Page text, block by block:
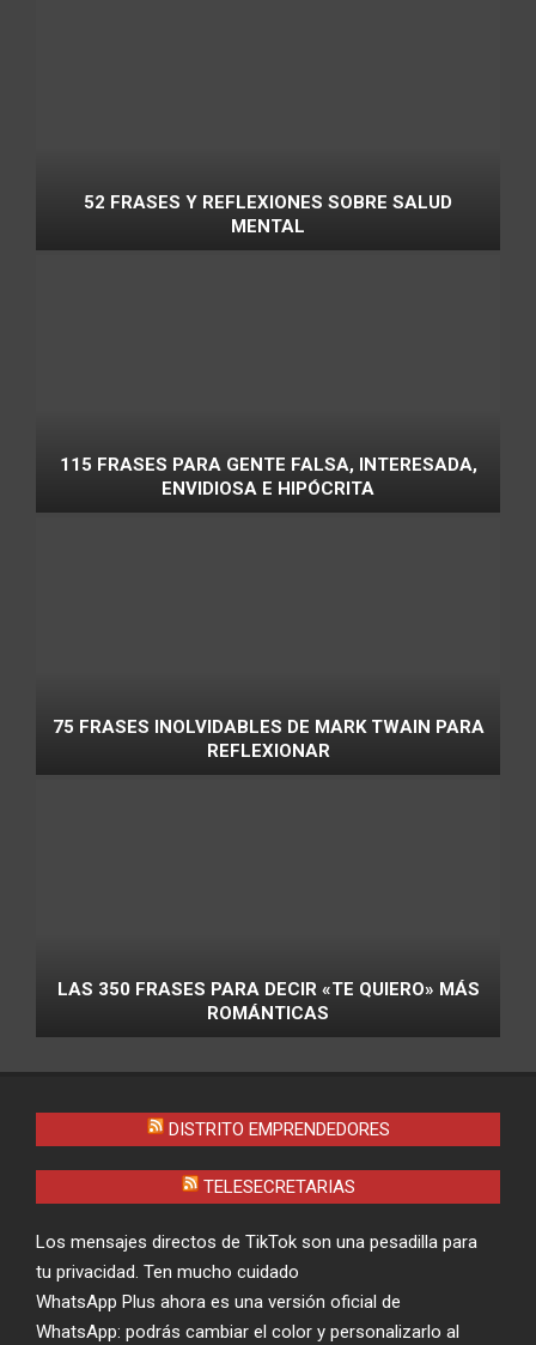
52 FRASES Y REFLEXIONES SOBRE SALUD
MENTAL
115 FRASES PARA GENTE FALSA, INTERESADA,
ENVIDIOSA E HIPÓCRITA
75 FRASES INOLVIDABLES DE MARK TWAIN PARA
REFLEXIONAR
LAS 350 FRASES PARA DECIR «TE QUIERO» MÁS
ROMÁNTICAS
DISTRITO EMPRENDEDORES
TELESECRETARIAS
Los mensajes directos de TikTok son una pesadilla para
tu privacidad. Ten mucho cuidado
WhatsApp Plus ahora es una versión oficial de
WhatsApp: podrás cambiar el color y personalizarlo al